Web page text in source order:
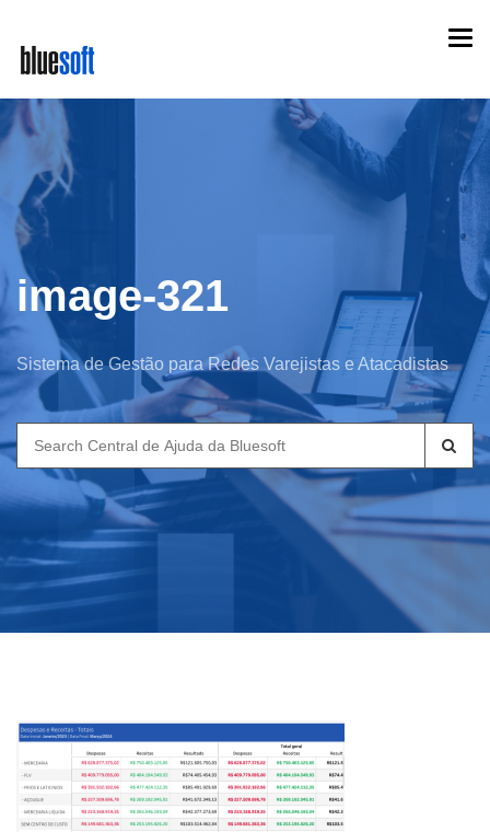
main
content
image-321
Sistema de Gestão para Redes Varejistas e Atacadistas
Search
for: